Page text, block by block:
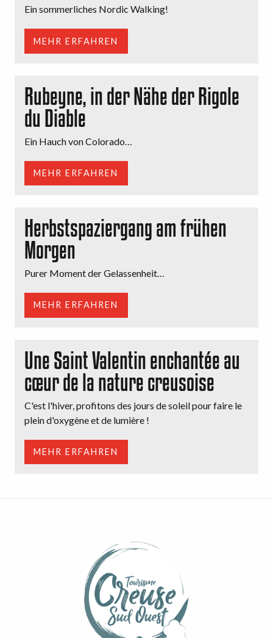
Ein sommerliches Nordic Walking!
MEHR ERFAHREN
Rubeyne, in der Nähe der Rigole
du Diable
Ein Hauch von Colorado…
MEHR ERFAHREN
Herbstspaziergang am frühen
Morgen
Purer Moment der Gelassenheit…
MEHR ERFAHREN
Une Saint Valentin enchantée au
cœur de la nature creusoise
C'est l'hiver, profitons des jours de soleil pour faire le
plein d'oxygène et de lumière !
MEHR ERFAHREN